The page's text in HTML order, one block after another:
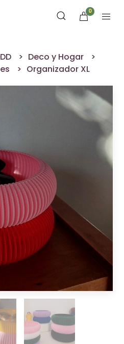
0
Deco y Hogar
Organizador XL